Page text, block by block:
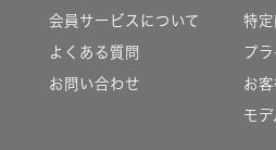
会員サービスについて
よくある質問
お問い合わせ
特
プ
お
モ